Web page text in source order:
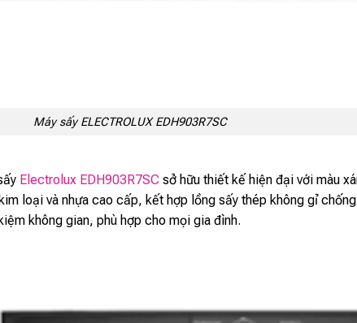
Máy sấy ELECTROLUX EDH903R7SC
Electrolux EDH903R7SC sở hữu thiết kế hiện đại với màu
loại và nhựa cao cấp, kết hợp lồng sấy thép không gỉ
không gian, phù hợp cho mọi gia đình.